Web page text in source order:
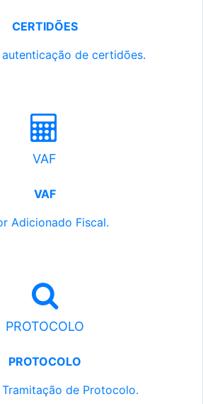
CERTIDÕES
autenticação de certidões.
VAF
VAF
Adicionado Fiscal.
PROTOCOLO
PROTOCOLO
de Protocolo.